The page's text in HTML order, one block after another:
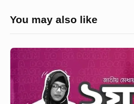
You may also like
মেডিকেলে
সেকেন্ড
হয়ে